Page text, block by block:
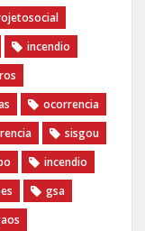
incendio
ocorrencia
sisgou
incendio
gsa